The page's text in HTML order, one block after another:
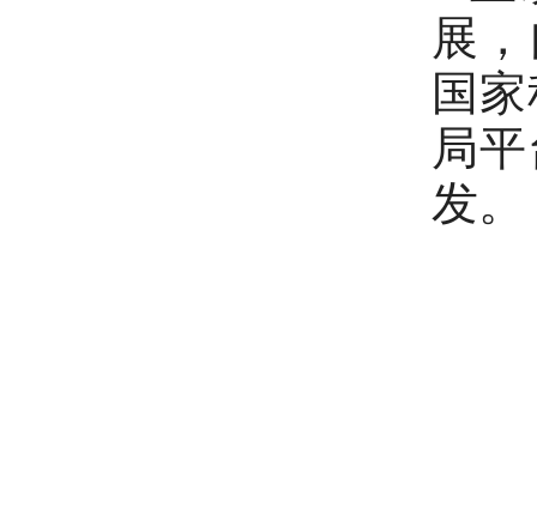
展
国
局
发。